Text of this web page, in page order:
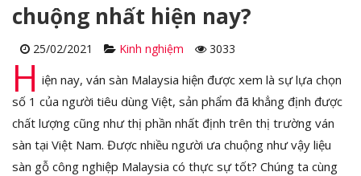
chuộng nhất hiện nay?
25/02/2021 Kinh nghiệm 3033
H iện nay, ván sàn Malaysia hiện được xem là sự lựa chọn
số 1 của người tiêu dùng Việt, sản phẩm đã khẳng định được
chất lượng cũng như thị phần nhất định trên thị trường ván
sàn tại Việt Nam. Được nhiều người ưa chuộng như vậy liệu
sàn gỗ công nghiệp Malaysia có thực sự tốt? Chúng ta cùng